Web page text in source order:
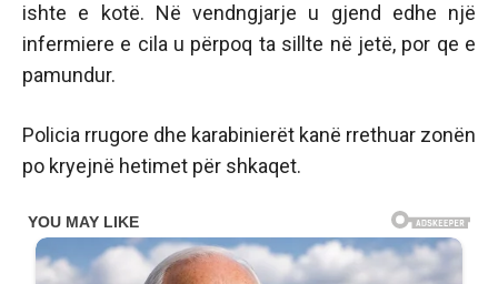
ishte e kotë. Në vendngjarje u gjend edhe një
infermiere e cila u përpoq ta sillte në jetë, por qe e
pamundur.
Policia rrugore dhe karabinierët kanë rrethuar zonën
po kryejnë hetimet për shkaqet.